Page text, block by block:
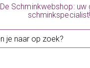
De Schminkwebshop: uw
schminkspecialist!